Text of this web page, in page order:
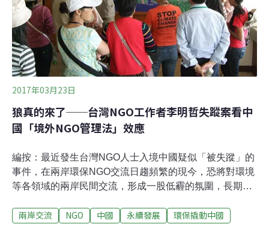
長期拘禁調查。【公民社會的沉寂】試圖去回應這幾年
來，對中國民間組織力量的彈壓與治理。讓台灣公眾了解
到，官方如何透過《慈善法》、《境外組織境內活動管理
法》立法對民間組織形成治理與掌控；如何透過辭彙的改
變無形去影響民間活動性質的改變，使
2017年03月23日
狼真的來了──台灣NGO工作者李明哲失蹤案看中
國「境外NGO管理法」效應
編按：最近發生台灣NGO人士入境中國疑似「被失蹤」的
事件，在兩岸環保NGO交流日趨頻繁的現今，恐將對環境
等各領域的兩岸民間交流，形成一股低霾的氛圍，長期關
出了他的觀察。海外報導指出，台北文山社區大學工作人
兩岸交流 NGO 中國 永續發展 環保撬動中國